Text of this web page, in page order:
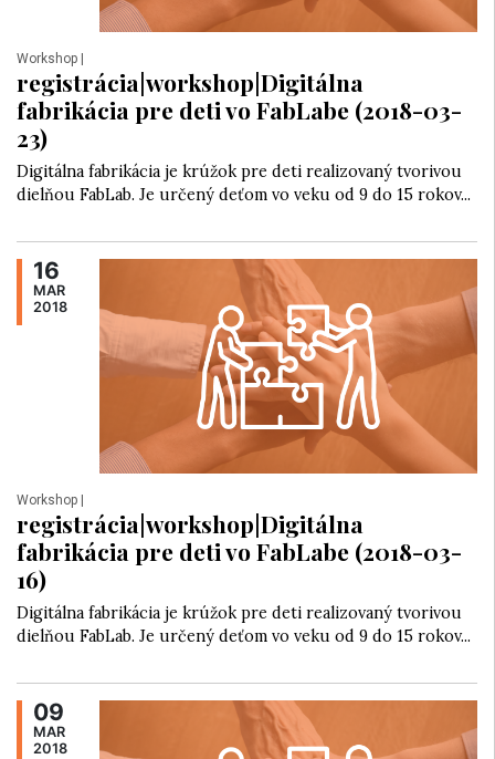
Workshop
registrácia|workshop|Digitálna
fabrikácia pre deti vo FabLabe (2018-03-
23)
Digitálna fabrikácia je krúžok pre deti realizovaný tvorivou
dielňou FabLab. Je určený deťom vo veku od 9 do 15 rokov...
16
MAR
2018
Workshop
registrácia|workshop|Digitálna
fabrikácia pre deti vo FabLabe (2018-03-
16)
Digitálna fabrikácia je krúžok pre deti realizovaný tvorivou
dielňou FabLab. Je určený deťom vo veku od 9 do 15 rokov...
09
MAR
2018